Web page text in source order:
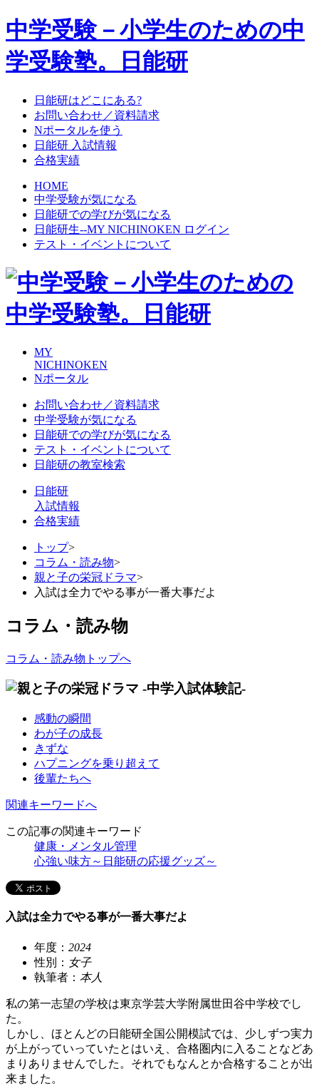
中学受験－小学生のための中
学受験塾。日能研
日能研はどこにある?
お問い合わせ／資料請求
Nポータルを使う
日能研 入試情報
合格実績
HOME
中学受験が気になる
日能研での学びが気になる
日能研生--MY NICHINOKEN ログイン
テスト・イベントについて
MY
NICHINOKEN
Nポータル
お問い合わせ／資料請求
中学受験が気になる
日能研での学びが気になる
テスト・イベントについて
日能研の教室検索
日能研
入試情報
合格実績
トップ>
コラム・読み物>
親と子の栄冠ドラマ>
入試は全力でやる事が一番大事だよ
コラム・読み物
コラム・読み物トップへ
感動の瞬間
わが子の成長
きずな
ハプニングを乗り超えて
後輩たちへ
関連キーワードへ
この記事の関連キーワード
健康・メンタル管理
心強い味方～日能研の応援グッズ～
入試は全力でやる事が一番大事だよ
年度： 2024
性別： 女子
執筆者： 本人
私の第一志望の学校は東京学芸大学附属世田谷中学校でし
た。
しかし、ほとんどの日能研全国公開模試では、少しずつ実力
が上がっていっていたとはいえ、合格圏内に入ることなどあ
まりありませんでした。それでもなんとか合格することが出
来ました。